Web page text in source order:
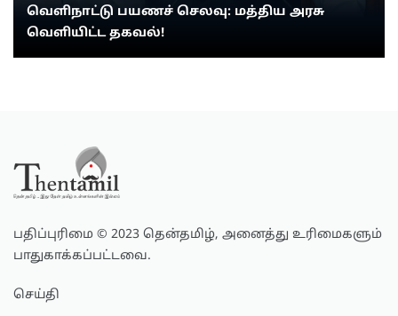
வெளிநாட்டு பயணச் செலவு: மத்திய அரசு
வெளியிட்ட தகவல்!
பதிப்புரிமை © 2023 தென்தமிழ், அனைத்து உரிமைகளும்
பாதுகாக்கப்பட்டவை.
செய்தி